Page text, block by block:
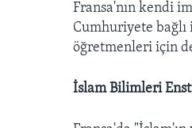
Fransa'nın kendi
Cumhuriyete
öğretmenleri için
İslam Bilimleri